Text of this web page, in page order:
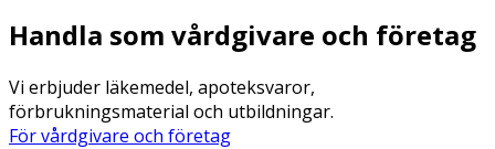
Handla som vårdgivare och företag
Vi erbjuder läkemedel, apoteksvaror,
förbrukningsmaterial och utbildningar.
För vårdgivare och företag